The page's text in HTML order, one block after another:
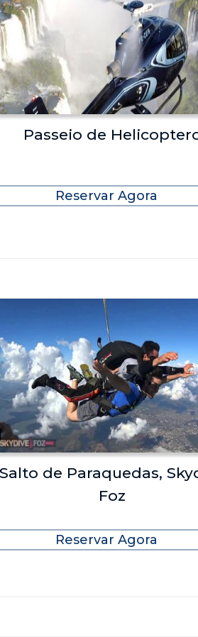
Passeio de
Reservar Agora
Salto de Paraquedas,
Foz
Reservar Agora